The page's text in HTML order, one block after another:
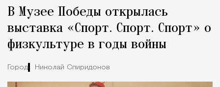
Город
В Музее Победы открылась
выставка «Спорт. Спорт. Спорт» о
физкультуре в годы войны
Город Николай Спиридонов